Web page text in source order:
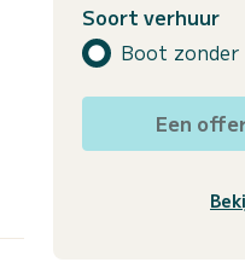
Soort verhuur
Boot zonder
Een